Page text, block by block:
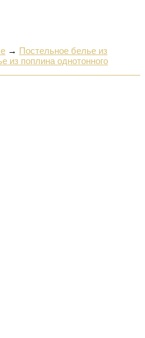
→ Постельное белье из
из поплина однотонного